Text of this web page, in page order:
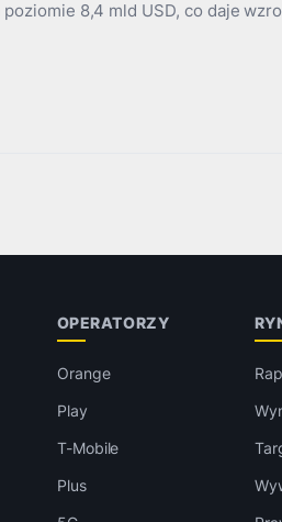
8,4 mld USD, co daje
OPERATORZY
Orange
Play
T-Mobile
Plus